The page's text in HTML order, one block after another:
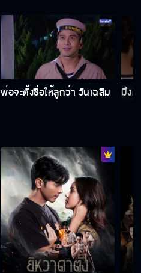
พ่อจะตั้งชื่อให้ลูกว่า วันเฉลิม มึงต